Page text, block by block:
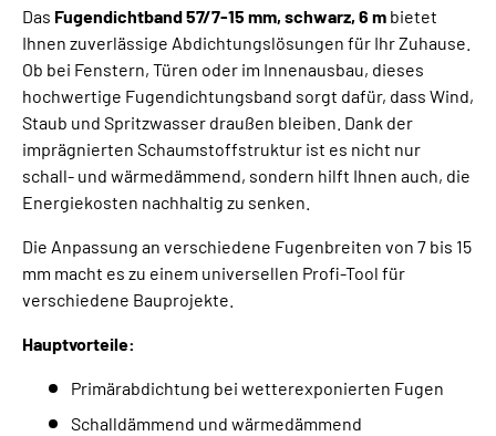
Das Fugendichtband 57/7-15 mm, schwarz, 6 m bietet
Ihnen zuverlässige Abdichtungslösungen für Ihr Zuhause.
Ob bei Fenstern, Türen oder im Innenausbau, dieses
hochwertige Fugendichtungsband sorgt dafür, dass Wind,
Staub und Spritzwasser draußen bleiben. Dank der
imprägnierten Schaumstoffstruktur ist es nicht nur
schall- und wärmedämmend, sondern hilft Ihnen auch, die
Energiekosten nachhaltig zu senken.
Die Anpassung an verschiedene Fugenbreiten von 7 bis 15
mm macht es zu einem universellen Profi-Tool für
verschiedene Bauprojekte.
Hauptvorteile:
Primärabdichtung bei wetterexponierten Fugen
Schalldämmend und wärmedämmend